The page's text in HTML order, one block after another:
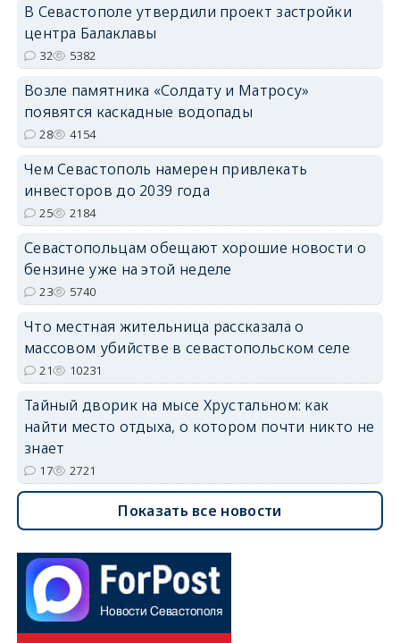
В Севастополе утвердили проект застройки
центра Балаклавы
32 5382
Возле памятника «Солдату и Матросу»
появятся каскадные водопады
28 4154
Чем Севастополь намерен привлекать
инвесторов до 2039 года
25 2184
Севастопольцам обещают хорошие новости о
бензине уже на этой неделе
23 5740
Что местная жительница рассказала о
массовом убийстве в севастопольском селе
21 10231
Тайный дворик на мысе Хрустальном: как
найти место отдыха, о котором почти никто не
знает
17 2721
Показать все новости